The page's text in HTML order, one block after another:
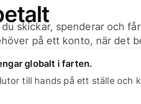
du skickar, spenderar och
på ett konto, när det
globalt i farten.
till hands på ett ställe och